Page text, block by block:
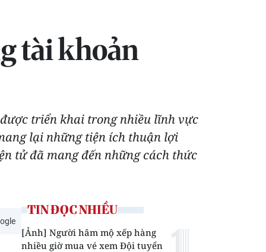
tài khoản
triển khai trong nhiều lĩnh vực
lại những tiện ích thuận lợi
tử đã mang đến những cách thức
TIN ĐỌC NHIỀU
[Ảnh] Người hâm mộ xếp hàng
nhiều giờ mua vé xem Đội tuyển